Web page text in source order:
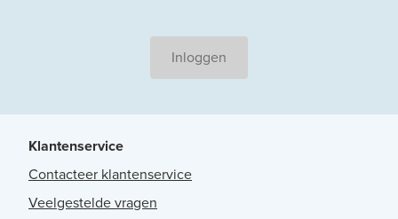
Inloggen
Klantenservice
Contacteer klantenservice
Veelgestelde vragen